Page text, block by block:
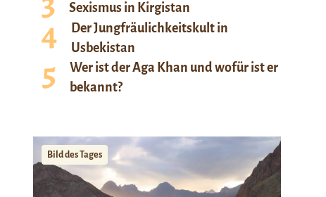
Sexismus in Kirgistan
Der Jungfräulichkeitskult in
Usbekistan
Wer ist der Aga Khan und wofür ist er
bekannt?
Bild des Tages